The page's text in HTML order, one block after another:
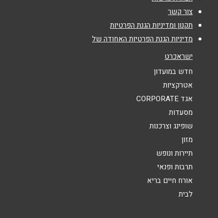
נושא*
אנא חזרו אלי בקשר ל...
צור קשר
תקנון ומדיניות הגנת הפרטיות
מדיניות הגנת הפרטיות האחודה של
ישראכרט
חדש במועדון
אטרקציות
אגד CORPORATE
מסעדות
שופינג וצרכנות
מזון
תיירות ונופש
תרבות ופנאי
אורח חיים בריא
לבית